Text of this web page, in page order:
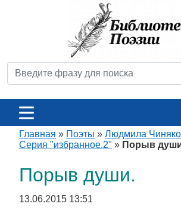
Главная » Поэты » Людмила
Серия "избранное.2" » Порыв
Порыв души.
13.06.2015 13:51